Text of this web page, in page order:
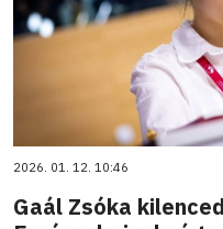
2026. 01. 12. 10:46
Gaál Zsóka